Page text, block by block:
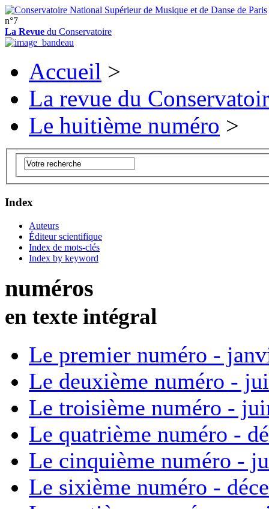
n°7
La Revue du Conservatoire
Accueil >
La revue du
Le huitième numéro >
Index
Auteurs
Éditeur scientifique
Index de mots-clés
Index by keyword
numéros
en texte intégral
Le premier numéro -
Le deuxième numéro -
Le troisième numéro -
Le quatrième numéro -
Le cinquième numéro -
Le sixième numéro -